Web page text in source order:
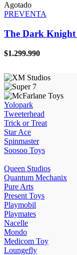
Agotado
PREVENTA
The Dark Knight
$1.299.990
Yolopark
Tweeterhead
Trick or Treat
Star Ace
Spinmaster
Soosoo Toys
Queen Studios
Quantum Mechanix
Pure Arts
Present Toys
Playmobil
Playmates
Nacelle
Mondo
Medicom Toy
Loungefly